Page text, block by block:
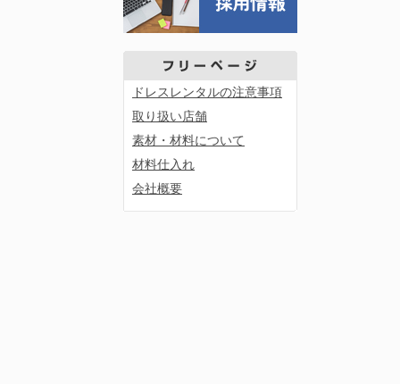
ドレスレンタルの注意事項
取り扱い店舗
素材・材料について
材料仕入れ
会社概要